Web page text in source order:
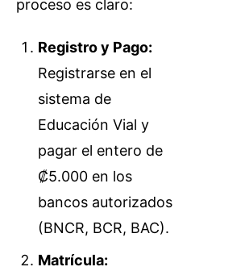
proceso es claro:
Registro y Pago:
Registrarse en el
sistema de
Educación Vial y
pagar el entero de
₡5.000 en los
bancos autorizados
(BNCR, BCR, BAC).
Matrícula: